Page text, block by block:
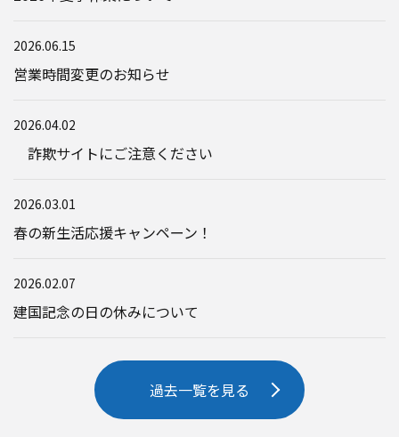
2026.06.15
営業時間変更のお知らせ
2026.04.02
詐欺サイトにご注意ください
2026.03.01
春の新生活応援キャンペーン！
2026.02.07
建国記念の日の休みについて
過去一覧を見る